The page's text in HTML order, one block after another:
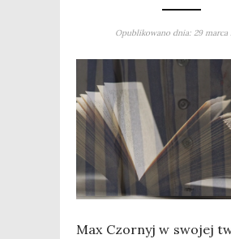
Opublikowano dnia: 29 marca
Max Czor­nyj w swo­jej